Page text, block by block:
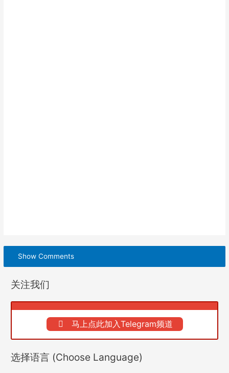
Show Comments
关注我们
马上点此加入Telegram频道
选择语言 (Choose Language)